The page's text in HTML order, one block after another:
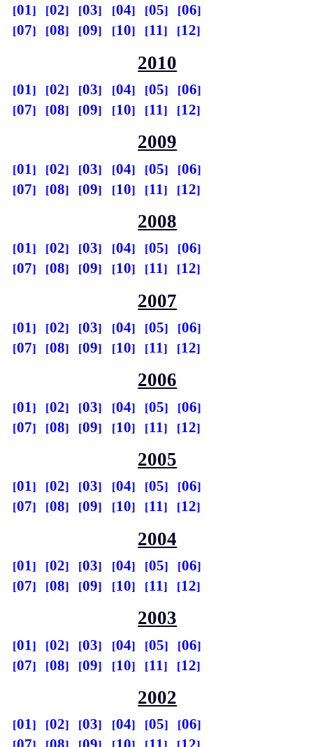
01 02 03 04 05
06
07
08 09 10 11 12
2010
01 02 03 04 05
06
07
08 09 10 11 12
2009
01 02 03 04 05
06
07
08 09 10 11 12
2008
01 02 03 04 05
06
07
08 09 10 11 12
2007
01 02 03 04 05
06
07
08 09 10 11 12
2006
01 02 03 04 05
06
07
08 09 10 11 12
2005
01 02 03 04 05
06
07
08 09 10 11 12
2004
01 02 03 04 05
06
07
08 09 10 11 12
2003
01 02 03 04 05
06
07
08 09 10 11 12
2002
01 02 03 04 05
06